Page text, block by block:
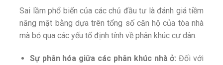
Sai lầm phổ biến của các chủ đầu tư là đánh giá tiềm
năng mặt bằng dựa trên tổng số căn hộ của tòa nhà
mà bỏ qua các yếu tố định tính về phân khúc cư dân.
Sự phân hóa giữa các phân khúc nhà ở: Đối với